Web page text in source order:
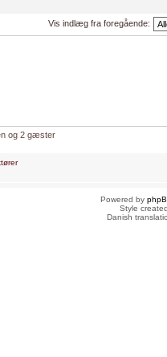
Vis indlæg fra foregående:
og 2 gæster
Powered by
Style
Danish